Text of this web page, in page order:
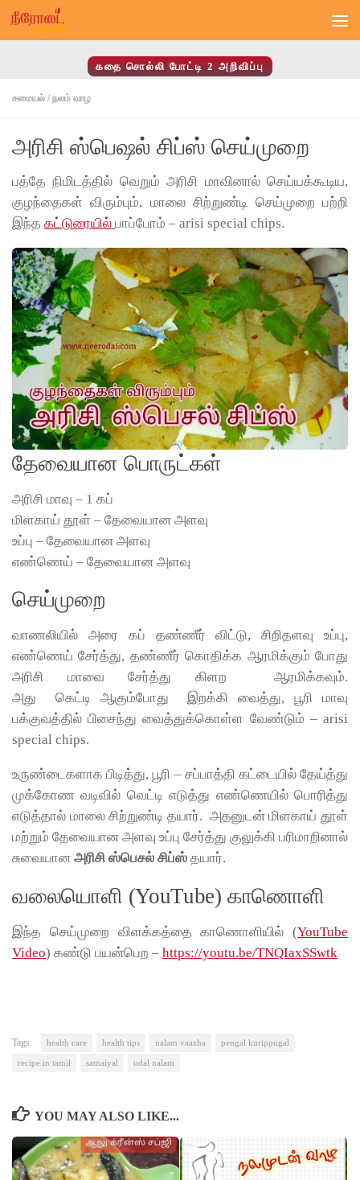
Skip to content
கதை சொல்லி போட்டி 2 அறிவிப்பு
சமையல் / நலம் வாழ
அரிசி ஸ்பெஷல் சிப்ஸ் செய்முறை
பத்தே நிமிடத்தில் வெறும் அரிசி மாவினால் செய்யக்கூடிய,
குழந்தைகள் விரும்பும், மாலை சிற்றுண்டி செய்முறை பற்றி
இந்த கட்டுரையில் பாப்போம் – arisi special chips.
தேவையான பொருட்கள்
அரிசி மாவு – 1 கப்
மிளகாய் தூள் – தேவையான அளவு
உப்பு – தேவையான அளவு
எண்ணெய் – தேவையான அளவு
செய்முறை
வாணலியில் அரை கப் தண்ணீர் விட்டு, சிறிதளவு உப்பு,
எண்ணெய் சேர்த்து, தண்ணீர் கொதிக்க ஆரமிக்கும் போது
அரிசி மாவை சேர்த்து கிளற ஆரமிக்கவும்.
அது கெட்டி ஆகும்போது இறக்கி வைத்து, பூரி மாவு
பக்குவத்தில் பிசைந்து வைத்துக்கொள்ள வேண்டும் – arisi
special chips.
உருண்டைகளாக பிடித்து, பூரி – சப்பாத்தி கட்டையில் தேய்த்து
முக்கோண வடிவில் வெட்டி எடுத்து எண்ணெயில் பொரித்து
எடுத்தால் மாலை சிற்றுண்டி தயார். அதனுடன் மிளகாய் தூள்
மற்றும் தேவையான அளவு உப்பு சேர்த்து குலுக்கி பரிமாறினால்
சுவையான அரிசி ஸ்பெசல் சிப்ஸ் தயார்.
வலையொளி (YouTube) காணொளி
இந்த செய்முறை விளக்கத்தை காணொளியில் (YouTube
Video) கண்டு பயன்பெற – https://youtu.be/TNQIaxSSwtk
Tags: health care health tips nalam vaazha pengal kurippugal
recipe in tamil samaiyal udal nalam
YOU MAY ALSO LIKE...